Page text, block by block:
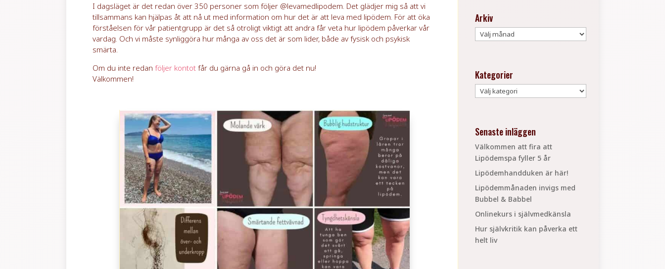
I dagsläget är det redan över 350 personer som följer @levamedlipodem. Det glädjer mig så att vi
tillsammans kan hjälpas åt att nå ut med information om hur det är att leva med lipödem. För att öka
förståelsen för vår patientgrupp är det så otroligt viktigt att andra får veta hur lipödem påverkar vår
vardag. Och vi måste synliggöra hur många av oss det är som lider, både av fysisk och psykisk
smärta.
Om du inte redanföljer kontot får du gärna gå in och göra det nu!
Välkommen!
Arkiv
Arkiv
Kategorier
Kategorier
Senaste inläggen
Välkommen att fira att
Lipödemspa fyller 5 år
Lipödemhandduken är här!
Lipödemmånaden invigs med
Bubbel & Babbel
Onlinekurs i självmedkänsla
Hur självkritik kan påverka ett
helt liv